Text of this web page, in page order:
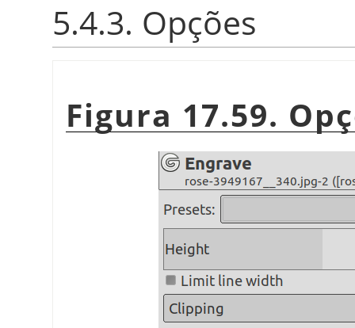
5.4.3. Opções
Figura 17.59.